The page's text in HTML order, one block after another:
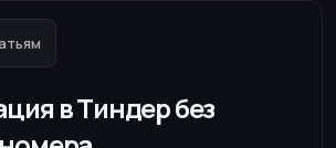
в Тиндер без